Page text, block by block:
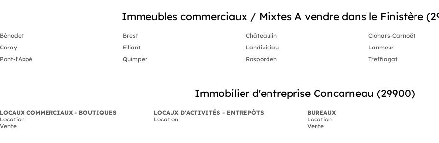
Immeubles commerciaux / Mixtes A vendre dans le Finistère
Bénodet Brest Châteaulin Clohars-Carnoët
Coray
Elliant Landivisiau Lanmeur
Pont-l'Abbé
Quimper Rosporden Treffiagat
Immobilier d'entreprise Concarneau (29900)
LOCAUX COMMERCIAUX - BOUTIQUES
Location
Vente
LOCAUX D'ACTIVITÉS - ENTREPÔTS
Location
BUREAUX
Location
Vente